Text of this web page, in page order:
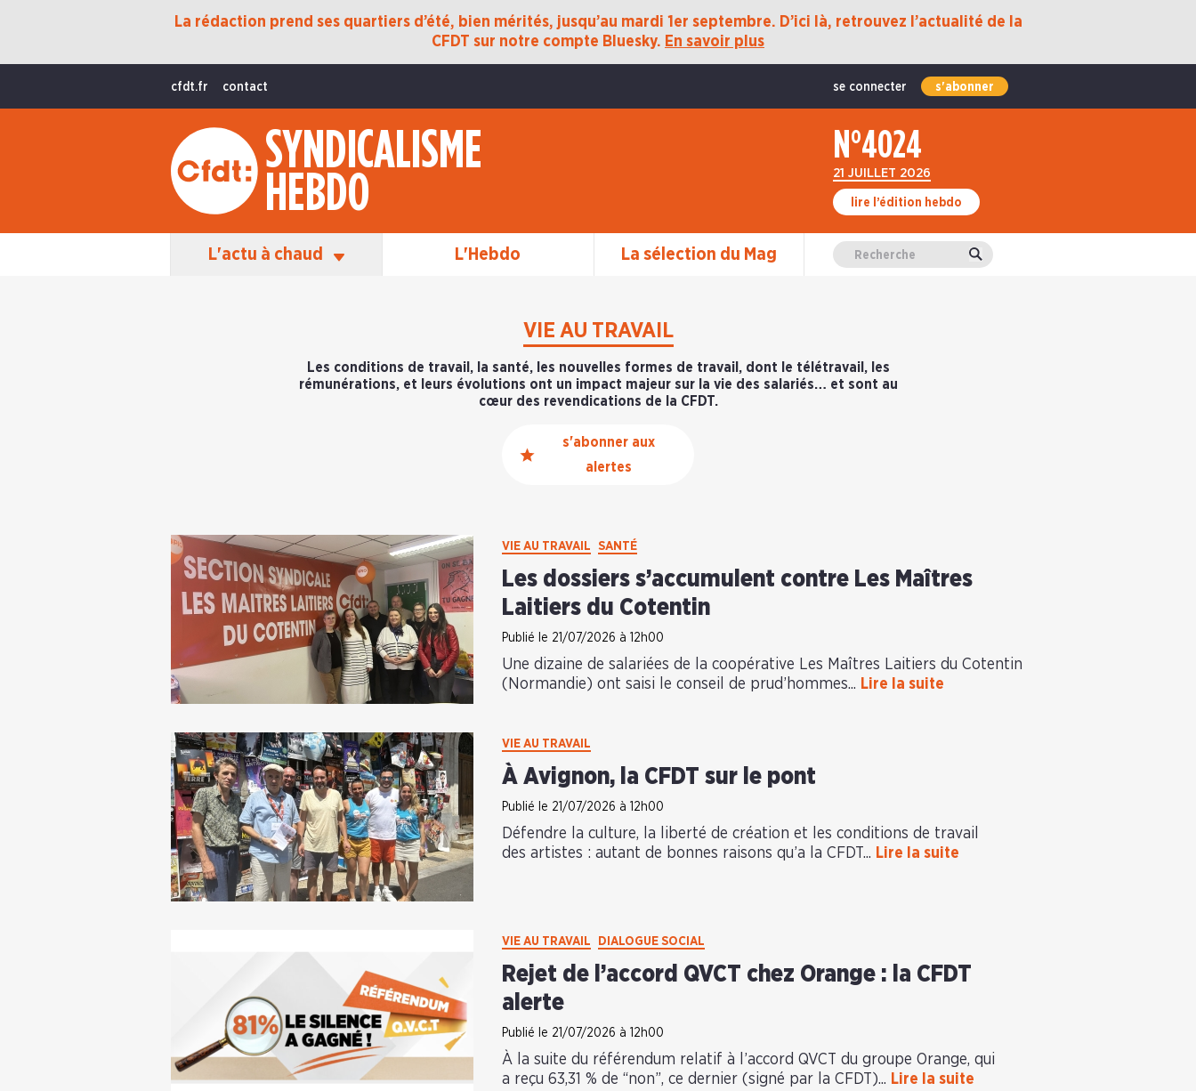
La rédaction prend ses quartiers d’été, bien mérités, jusqu’au mardi 1er septembre. D’ici là, retrouvez l’actualité de la
CFDT sur notre compte Bluesky. En savoir plus
cfdt.fr contact se connecter s'abonner
SYNDICALISME
HEBDO
N°4024
21 JUILLET 2026
lire l’édition hebdo
L'actu à chaud
Protection Sociale
International
La Vie De La CFDT
Les Équipes En Action L'Hebdo La sélection du Mag Valider
VIE AU TRAVAIL
Les conditions de travail, la santé, les nouvelles formes de travail, dont le télétravail, les
rémunérations, et leurs évolutions ont un impact majeur sur la vie des salariés… et sont au
cœur des revendications de la CFDT.
s'abonner aux
alertes
VIE AU TRAVAIL SANTÉ
Les dossiers s’accumulent contre Les Maîtres
Laitiers du Cotentin
Publié le 21/07/2026 à 12h00
Une dizaine de salariées de la coopérative Les Maîtres Laitiers du Cotentin
(Normandie) ont saisi le conseil de prud’hommes... Lire la suite
VIE AU TRAVAIL
À Avignon, la CFDT sur le pont
Publié le 21/07/2026 à 12h00
Défendre la culture, la liberté de création et les conditions de travail
des artistes : autant de bonnes raisons qu’a la CFDT... Lire la suite
VIE AU TRAVAIL DIALOGUE SOCIAL
Rejet de l’accord QVCT chez Orange : la CFDT
alerte
Publié le 21/07/2026 à 12h00
À la suite du référendum relatif à l’accord QVCT du groupe Orange, qui
a reçu 63,31 % de “non”, ce dernier (signé par la CFDT)... Lire la suite